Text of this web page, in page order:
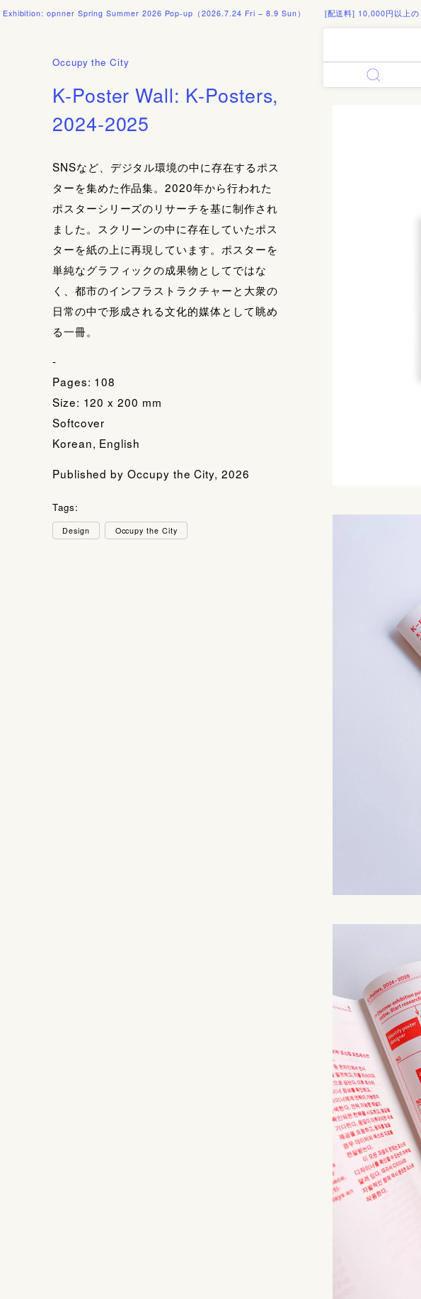
opnner Spring Summer 2026 Pop-up（2026.7.24 Fri – 8.9 Sun） [配送料] 10,000円以上のご注文で
Forgot your
Occupy the City
K-Poster Wall: K-Posters,
2024-2025
SNSなど、 デジタル環境の中に存在するポス
ターを集めた作品集。2020年から行われた
ポスターシリーズのリサーチを基に制作され
ました。スクリーンの中に存在していたポス
ターを紙の上に再現しています。ポスターを
単純なグラフィックの成果物としてではな
く、都市のインフラストラクチャーと大衆の
日常の中で形成される文化的媒体として眺め
る一冊。
-
Pages: 108
Size: 120 x 200 mm
Softcover
Korean, English
Published by Occupy the City, 2026
Tags:
Design Occupy the City